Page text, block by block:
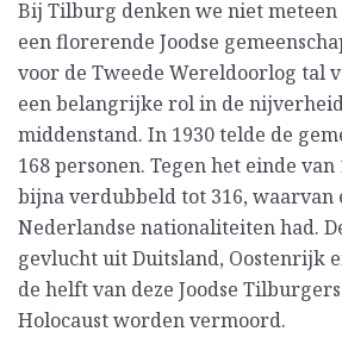
Bij Tilburg denken we niet meteen
een florerende Joodse
voor de Tweede Wereldoorlog tal
een belangrijke rol in de
middenstand. In 1930 telde de
168 personen. Tegen het einde
bijna verdubbeld tot 316, waarvan
Nederlandse nationaliteiten had.
gevlucht uit Duitsland, Oostenrijk
de helft van deze Joodse
Holocaust worden vermoord.